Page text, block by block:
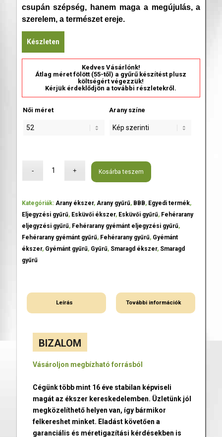
csupán szépség, hanem maga a megújulás, a
szerelem, a természet ereje.
Készleten
Kedves Vásárlónk!
Átlag méret fölött (55-től) a gyűrű készítést plusz
költségért végezzük!
Kérjük érdeklődjön a további részletekről.
Női méret Arany színe
Kosárba teszem
Kategóriák: Arany ékszer, Arany gyűrű, BBB, Egyedi termék,
Eljegyzési gyűrű, Esküvői ékszer, Esküvői gyűrű, Fehérarany
eljegyzési gyűrű, Fehérarany gyémánt eljegyzési gyűrű,
Fehérarany gyémánt gyűrű, Fehérarany gyűrű, Gyémánt
ékszer, Gyémánt gyűrű, Gyűrű, Smaragd ékszer, Smaragd
gyűrű
Leírás További információk
BIZALOM
Vásároljon megbízható forrásból
Cégünk több mint 16 éve stabilan képviseli
magát az ékszer kereskedelemben. Üzletünk jól
megközelíthető helyen van, így bármikor
felkereshet minket. Eladást követően a
garanciális és méretigazítási kérdésekben is